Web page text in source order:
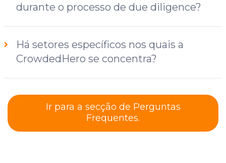
durante o processo de due diligence?
Há setores específicos nos quais a
CrowdedHero se concentra?
Ir para a secção de Perguntas
Frequentes.